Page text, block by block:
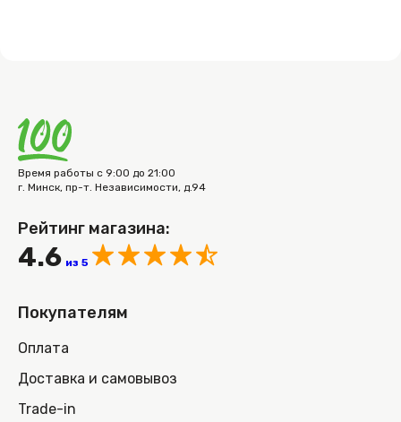
Время работы с 9:00 до 21:00
г. Минск, пр-т. Независимости, д.94
Рейтинг магазина:
4.6 из 5
Покупателям
Оплата
Доставка и самовывоз
Trade-in